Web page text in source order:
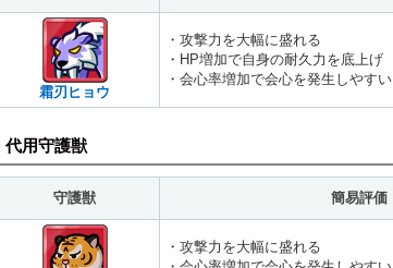
霜刃ヒョウ
・攻撃力を大幅に盛れる
・HP増加で自身の耐久力を底上げ
・会心率増加で会心を発生しやすい
代用守護獣
守護獣 簡易評価
・攻撃力を大幅に盛れる